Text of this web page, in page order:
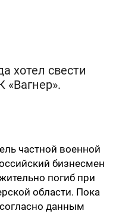
хотел свести
«Вагнер».
частной военной
бизнесмен
погиб при
области. Пока
данным